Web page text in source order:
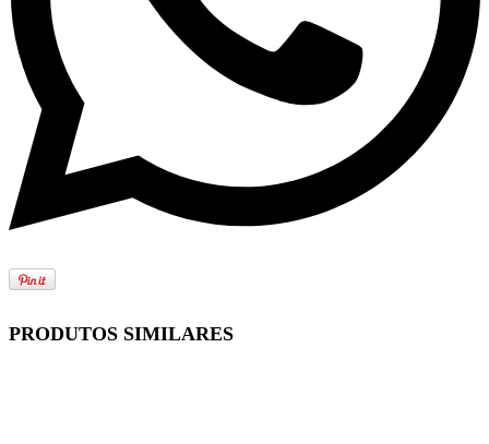
PRODUTOS SIMILARES